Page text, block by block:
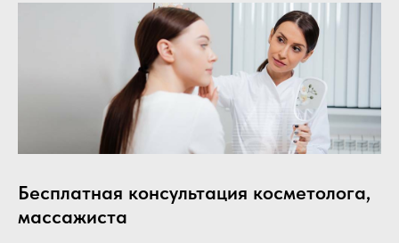
Бесплатная консультация косметолога,
массажиста